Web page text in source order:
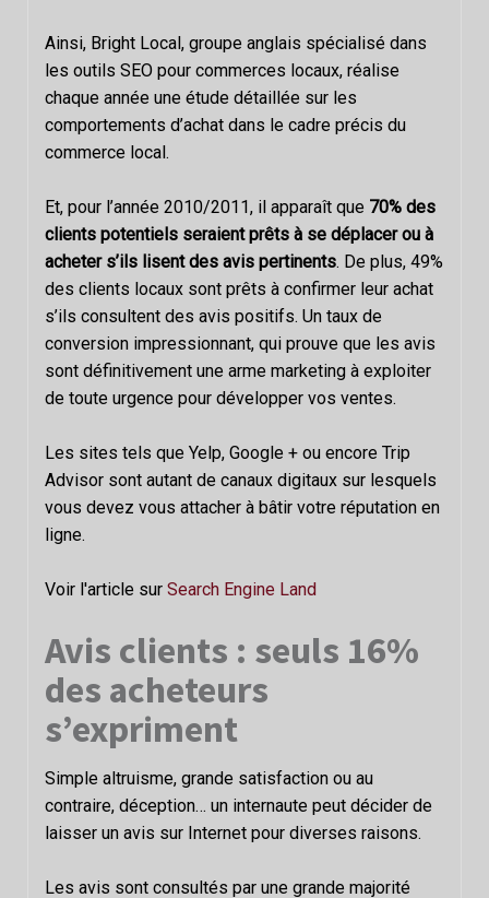
Ainsi, Bright Local, groupe anglais spécialisé dans
les outils SEO pour commerces locaux, réalise
chaque année une étude détaillée sur les
comportements d’achat dans le cadre précis du
commerce local.
Et, pour l’année 2010/2011, il apparaît que 70% des
clients potentiels seraient prêts à se déplacer ou à
acheter s’ils lisent des avis pertinents. De plus, 49%
des clients locaux sont prêts à confirmer leur achat
s’ils consultent des avis positifs. Un taux de
conversion impressionnant, qui prouve que les avis
sont définitivement une arme marketing à exploiter
de toute urgence pour développer vos ventes.
Les sites tels que Yelp, Google + ou encore Trip
Advisor sont autant de canaux digitaux sur lesquels
vous devez vous attacher à bâtir votre réputation en
ligne.
Voir l'article sur Search Engine Land
Avis clients : seuls 16%
des acheteurs
s’expriment
Simple altruisme, grande satisfaction ou au
contraire, déception… un internaute peut décider de
laisser un avis sur Internet pour diverses raisons.
Les avis sont consultés par une grande majorité